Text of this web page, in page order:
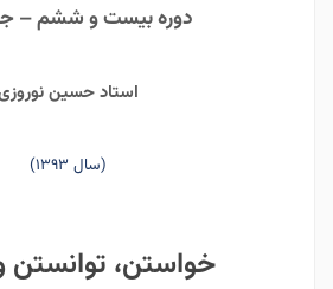
دوره بیست و ششم –
استاد حسین
(سال ۱۳۹۳)
خواستن،